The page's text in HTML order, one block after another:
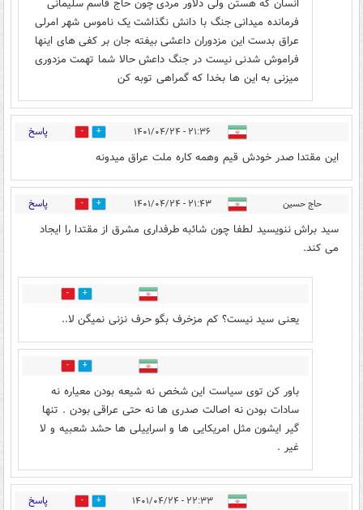
انسان که هستن ولی دلاور مردی چون حاج قاسم سلیمانی
فرمانده میدانی جنگ با دانش نگذاشت یک ناموس شهر امرلی
عراق بدست این مزدوران داعشی بیفته جان بر کفی های اینها
فراموش شدنی نیست در جنگ داعش حالا شما تهمت مزدوری
میزنی به این ها بخدا که گمراهی توبه کن
۲۱:۳۶ - ۱۴۰۱/۰۴/۲۴ 29 پاسخ
این مقتدا صدر خودش قیم وهمه کاره ملت عراق میدونه
حاج حسین ۲۱:۴۳ - ۱۴۰۱/۰۴/۲۴ 13 پاسخ
سید براش ننویسید لطفا چون شائبه طرفداری مشرق از مقتدا را ایجاد
می کند.
3
یعنی سید نیست؟ کم مزخرف بگو حرف نزنی نمیگن لا..
4
باور کن توی سیاست این شخص نه شیعه بودن معیاره نه
سادات بودن نه اصالت صدری ها نه حتی عراقی بودن . تنها
گیر ایشون مثل امریکایی ها و اسراییلی ها حشد شعبیه و لا
غیر .
۲۲:۳۳ - ۱۴۰۱/۰۴/۲۴ 12 پاسخ